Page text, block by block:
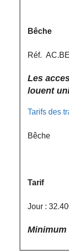
Bêche
Réf.
Les
louent
Tarifs des
Bêche
Tarif
Jour :